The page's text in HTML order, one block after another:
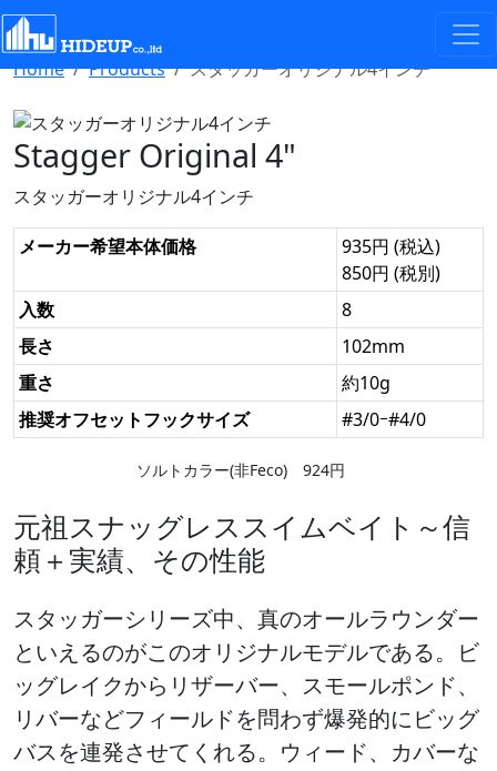
Home Products スタッガーオリジナル4インチ
Stagger Original 4"
スタッガーオリジナル4インチ
メーカー希望本体価格
935円 (税込)
850円 (税別)
入数
8
長さ
102mm
重さ
約10g
推奨オフセットフックサイズ
#3/0ｰ#4/0
ソルトカラー(非Feco) 924円
元祖スナッグレススイムベイト ～信
頼＋実績、その性能
スタッガーシリーズ中、真のオールラウンダー
といえるのがこのオリジナルモデルである。ビ
ッグレイクからリザーバー、スモールポンド、
リバーなどフィールドを問わず爆発的にビッグ
バスを連発させてくれる。ウィード、カバーな